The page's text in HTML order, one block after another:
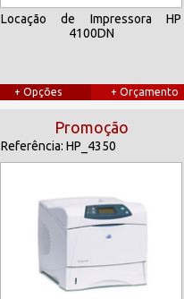
Locação de Impressora HP
4100DN
+ Opções + Orçamento
Promoção
Referência: HP_4350